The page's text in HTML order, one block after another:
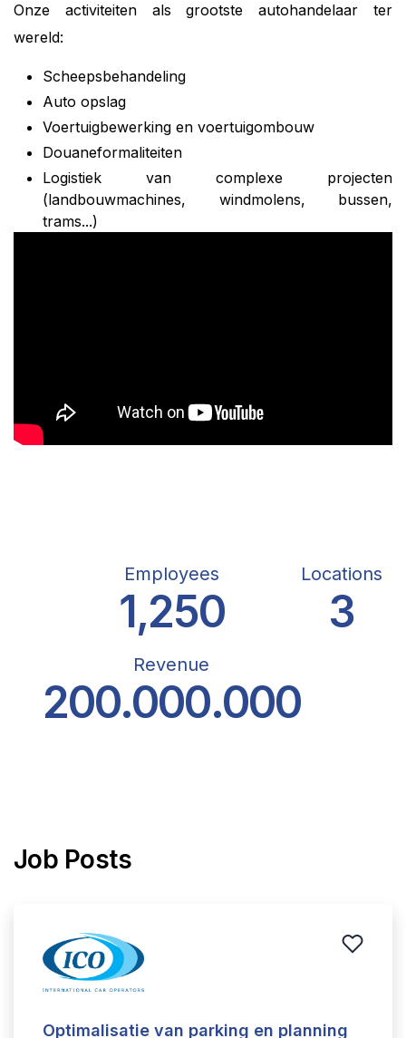
Onze activiteiten als grootste autohandelaar ter
wereld:
Scheepsbehandeling
Auto opslag
Voertuigbewerking en voertuigombouw
Douaneformaliteiten
Logistiek van complexe projecten
(landbouwmachines, windmolens, bussen,
trams...)
Employees
1,250
Locations
3
Revenue
200.000.000
Job Posts
Optimalisatie van parking en planning